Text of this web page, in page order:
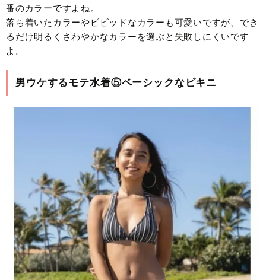
番のカラーですよね。
落ち着いたカラーやビビッドなカラーも可愛いですが、でき
るだけ明るくさわやかなカラーを選ぶと失敗しにくいです
よ。
男ウケするモテ水着⑤ベーシックなビキニ